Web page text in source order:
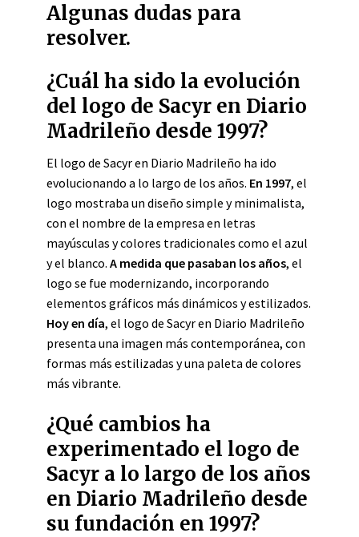
Algunas dudas para
resolver.
¿Cuál ha sido la evolución
del logo de Sacyr en Diario
Madrileño desde 1997?
El logo de Sacyr en Diario Madrileño ha ido
evolucionando a lo largo de los años. En 1997, el
logo mostraba un diseño simple y minimalista,
con el nombre de la empresa en letras
mayúsculas y colores tradicionales como el azul
y el blanco. A medida que pasaban los años, el
logo se fue modernizando, incorporando
elementos gráficos más dinámicos y estilizados.
Hoy en día, el logo de Sacyr en Diario Madrileño
presenta una imagen más contemporánea, con
formas más estilizadas y una paleta de colores
más vibrante.
¿Qué cambios ha
experimentado el logo de
Sacyr a lo largo de los años
en Diario Madrileño desde
su fundación en 1997?